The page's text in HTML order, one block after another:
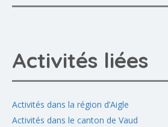
Activités liées
Activités dans la région d’Aigle
Activités dans le canton de Vaud